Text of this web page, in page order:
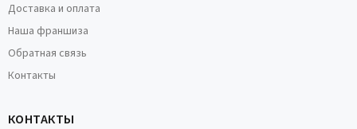
Доставка и оплата
Наша франшиза
Обратная связь
Контакты
КОНТАКТЫ